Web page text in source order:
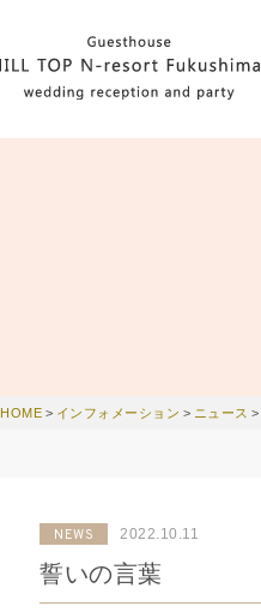
HOME> インフォメーション > ニュース >
NEWS 2022.10.11
誓いの言葉